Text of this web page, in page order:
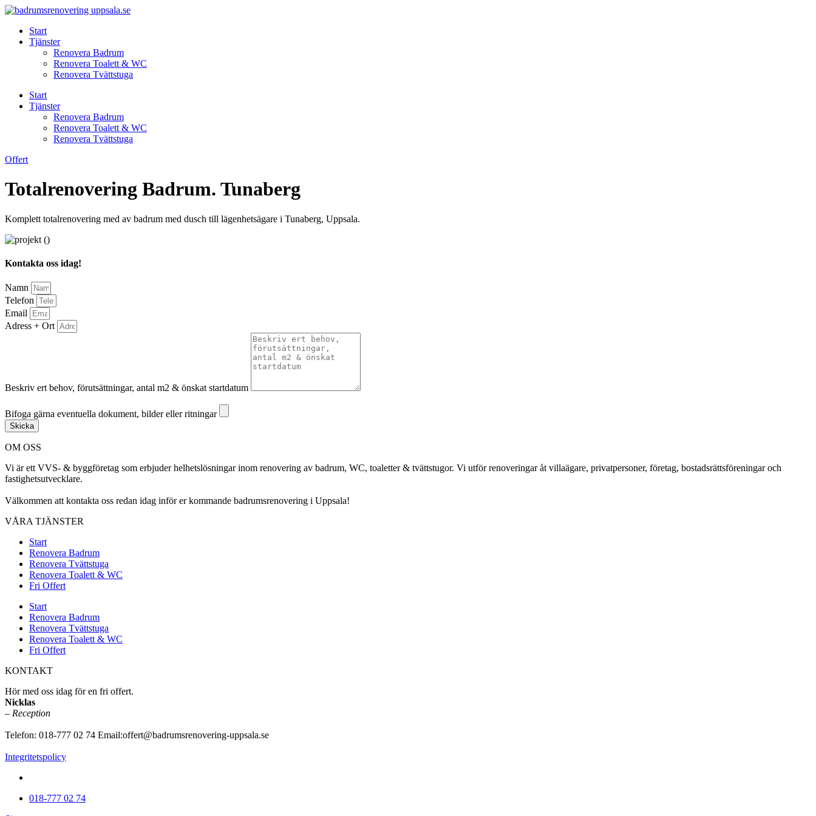
Skip
contentStart
Tjänster
Renovera Badrum
Renovera Toalett & WC
Renovera Tvättstuga
Start
Tjänster
Renovera Badrum
Renovera Toalett & WC
Renovera Tvättstuga
Offert
Totalrenovering Badrum. Tunaberg
Komplett totalrenovering med av badrum med dusch till lägenhetsägare i Tunaberg, Uppsala.
Kontakta oss idag!
Namn
Telefon
Email
Adress + Ort
Beskriv ert behov, förutsättningar, antal m2 & önskat startdatum
Bifoga gärna eventuella dokument, bilder eller ritningar
Skicka
OM OSS
Vi är ett VVS- & byggföretag som erbjuder helhetslösningar inom renovering av badrum, WC, toaletter & tvättstugor. Vi utför renoveringar åt villaägare, privatpersoner, företag, bostadsrättsföreningar och
fastighetsutvecklare.
Välkommen att kontakta oss redan idag inför er kommande badrumsrenovering i Uppsala!
VÅRA TJÄNSTER
Start
Renovera Badrum
Renovera Tvättstuga
Renovera Toalett & WC
Fri Offert
Start
Renovera Badrum
Renovera Tvättstuga
Renovera Toalett & WC
Fri Offert
KONTAKT
Hör med oss idag för en fri offert.
Nicklas
– Reception
Telefon: 018-777 02 74 Email:offert@badrumsrenovering-uppsala.se
Integritetspolicy
018-777 02 74